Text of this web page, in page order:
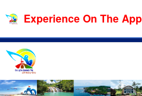
07-08-2026, 10:17:26
Experience On The App